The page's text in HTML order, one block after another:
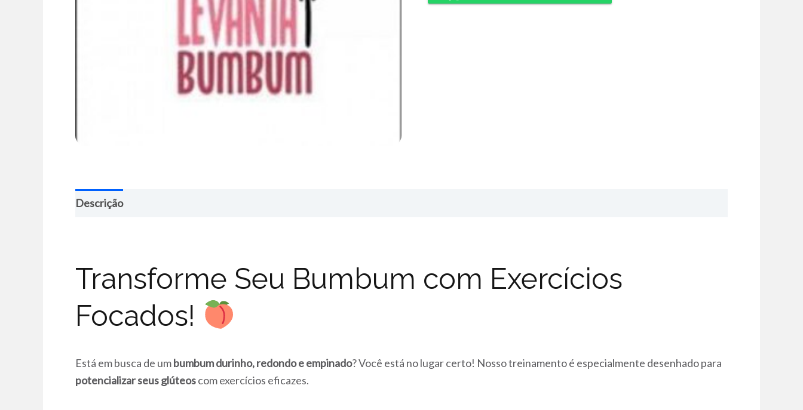
Descrição
Transforme Seu Bumbum com Exercícios
Focados!
Está em busca de umbumbum durinho, redondo e empinado? Você está no lugar certo! Nosso treinamento é especialmente desenhado para
potencializar seus glúteoscom exercícios eficazes.